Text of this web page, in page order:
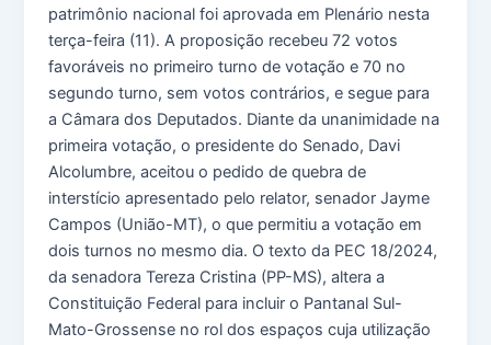
patrimônio nacional foi aprovada em Plenário nesta
terça-feira (11). A proposição recebeu 72 votos
favoráveis no primeiro turno de votação e 70 no
segundo turno, sem votos contrários, e segue para
a Câmara dos Deputados. Diante da unanimidade na
primeira votação, o presidente do Senado, Davi
Alcolumbre, aceitou o pedido de quebra de
interstício apresentado pelo relator, senador Jayme
Campos (União-MT), o que permitiu a votação em
dois turnos no mesmo dia. O texto da PEC 18/2024,
da senadora Tereza Cristina (PP-MS), altera a
Constituição Federal para incluir o Pantanal Sul-
Mato-Grossense no rol dos espaços cuja utilização